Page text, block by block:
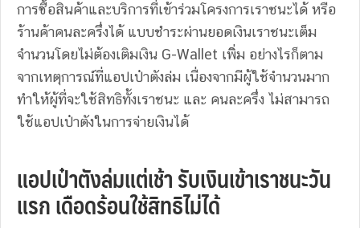
การซื้อสินค้าและบริการที่เข้าร่วมโครงการเราชนะได้ หรือ
ร้านค้าคนละครึ่งได้ แบบชำระผ่านยอดเงินเราชนะเต็ม
จำนวนโดยไม่ต้องเติมเงิน G-Wallet เพิิ่ม อย่างไรก็ตาม
จากเหตุการณ์ที่แอปเป๋าตังล่ม เนื่องจากมีผู้ใช้จำนวนมาก
ทำให้ผู้ที่จะใช้สิทธิทั้งเราชนะ และ คนละครึ่ง ไม่สามารถ
ใช้แอปเป๋าตังในการจ่ายเงินได้
แอปเป๋าตังล่มแต่เช้า รับเงินเข้าเราชนะวัน
แรก เดือดร้อนใช้สิทธิไม่ได้